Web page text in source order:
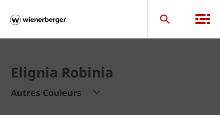
Elignia Robinia
Autres Couleurs